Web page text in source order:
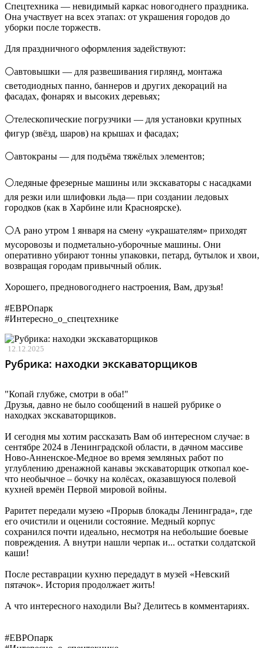
Спецтехника — невидимый каркас новогоднего праздника.
Она участвует на всех этапах: от украшения городов до
уборки после торжеств.
Для праздничного оформления задействуют:
⚪️автовышки — для развешивания гирлянд, монтажа
светодиодных панно, баннеров и других декораций на
фасадах, фонарях и высоких деревьях;
⚪️телескопические погрузчики — для установки крупных
фигур (звёзд, шаров) на крышах и фасадах;
⚪️автокраны — для подъёма тяжёлых элементов;
⚪️ледяные фрезерные машины или экскаваторы с насадками
для резки или шлифовки льда— при создании ледовых
городков (как в Харбине или Красноярске).
⚪️А рано утром 1 января на смену «украшателям» приходят
мусоровозы и подметально‑уборочные машины. Они
оперативно убирают тонны упаковки, петард, бутылок и хвои,
возвращая городам привычный облик.
Хорошего, предновогоднего настроения, Вам, друзья!
#ЕВРОпарк
#Интересно_о_спецтехнике
12.12.2025
Рубрика: находки экскаваторщиков
"Копай глубже, смотри в оба!"
Друзья, давно не было сообщений в нашей рубрике о
находках экскаваторщиков.
И сегодня мы хотим рассказать Вам об интересном случае: в
сентябре 2024 в Ленинградской области, в дачном массиве
Ново-Анненское-Медное во время земляных работ по
углублению дренажной канавы экскаваторщик откопал кое-
что необычное – бочку на колёсах, оказавшуюся полевой
кухней времён Первой мировой войны.
Раритет передали музею «Прорыв блокады Ленинграда», где
его очистили и оценили состояние. Медный корпус
сохранился почти идеально, несмотря на небольшие боевые
повреждения. А внутри нашли черпак и... остатки солдатской
каши!
После реставрации кухню передадут в музей «Невский
пятачок». История продолжает жить!
А что интересного находили Вы? Делитесь в комментариях.
#ЕВРОпарк